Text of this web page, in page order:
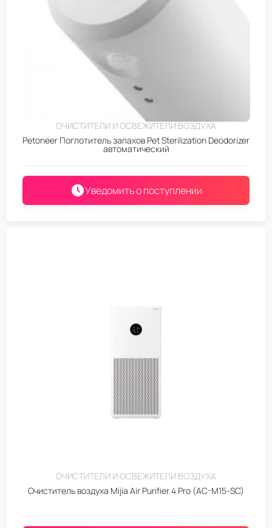
ОЧИСТИТЕЛИ И ОСВЕЖИТЕЛИ ВОЗДУХА
Petoneer Поглотитель запахов Pet Sterilization Deodorizer
автоматический
Уведомить о поступлении
ОЧИСТИТЕЛИ И ОСВЕЖИТЕЛИ ВОЗДУХА
Очиститель воздуха Mijia Air Purifier 4 Pro (AC-M15-SC)